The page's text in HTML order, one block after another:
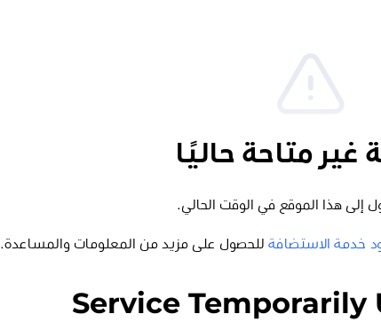
غير متاحة حاليًا
إلى هذا الموقع في الوقت الحالي.
خدمة الاستضافة للحصول على مزيد من المعلومات والمساعدة.
Service Temporarily